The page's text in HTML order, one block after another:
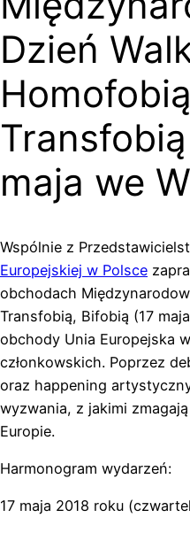
Dzień
maja we
Wspólnie z
Europejskiej w Polsce
obchodach
Transfobią, Bifobią (17
obchody Unia Europejska
członkowskich. Poprzez
oraz happening
wyzwania, z jakimi
Europie.
Harmonogram wydarzeń:
17 maja 2018 roku